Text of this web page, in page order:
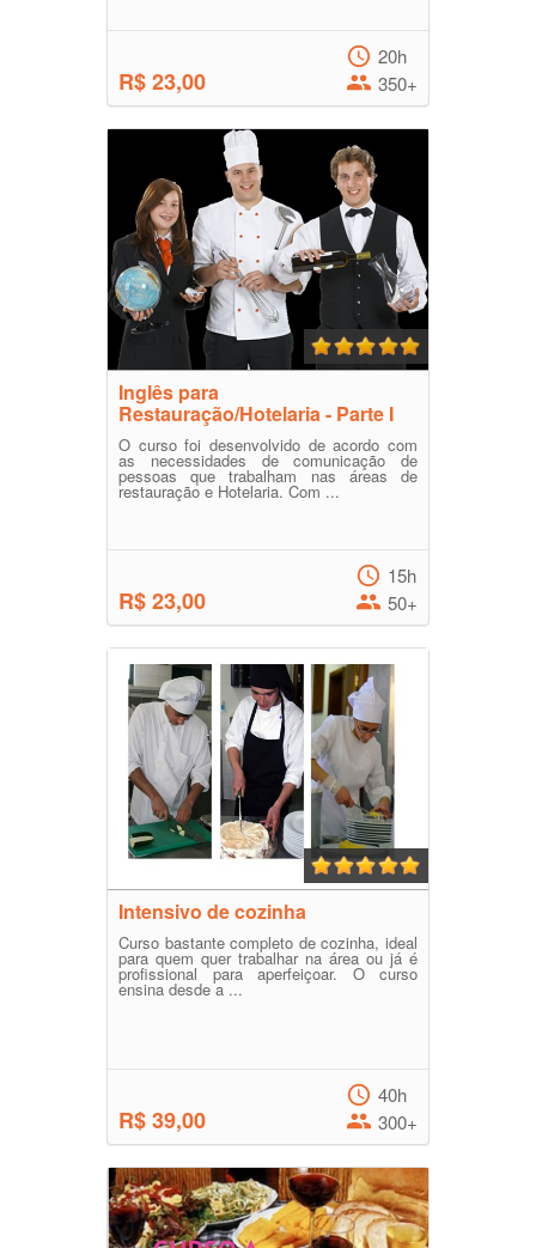
R$ 23,00
20h
350+
Inglês para
Restauração/Hotelaria - Parte I
O curso foi desenvolvido de acordo com
as necessidades de comunicação de
pessoas que trabalham nas áreas de
restauração e Hotelaria. Com ...
R$ 23,00
15h
50+
Intensivo de cozinha
Curso bastante completo de cozinha, ideal
para quem quer trabalhar na área ou já é
profissional para aperfeiçoar. O curso
ensina desde a ...
R$ 39,00
40h
300+